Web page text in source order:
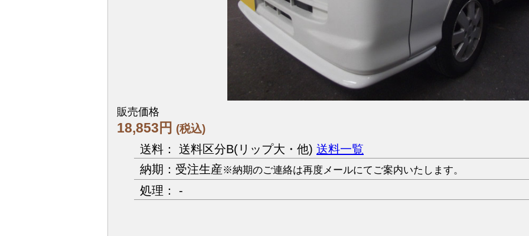
販売価格
18,853円 (税込)
送料： 送料区分B(リップ大・他) 送料一覧
納期：受注生産※納期のご連絡は再度メールにてご案内いたします。
処理： -